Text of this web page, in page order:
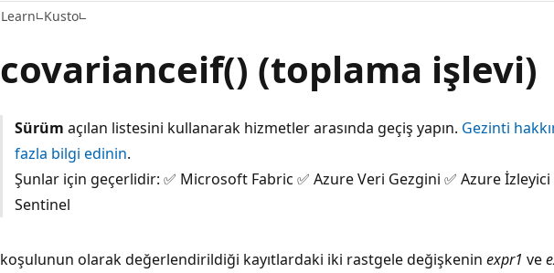
Learn Kusto
covarianceif() (toplama işlevi)
Sürüm açılan listesini kullanarak hizmetler arasında geçiş yapın. Gezinti
fazla bilgi edinin.
Şunlar için geçerlidir: ✅ Microsoft Fabric ✅ Azure Veri Gezgini ✅ Azure
Sentinel
koşulunun olarak değerlendirildiği kayıtlardaki iki rastgele değişkenin expr1 ve